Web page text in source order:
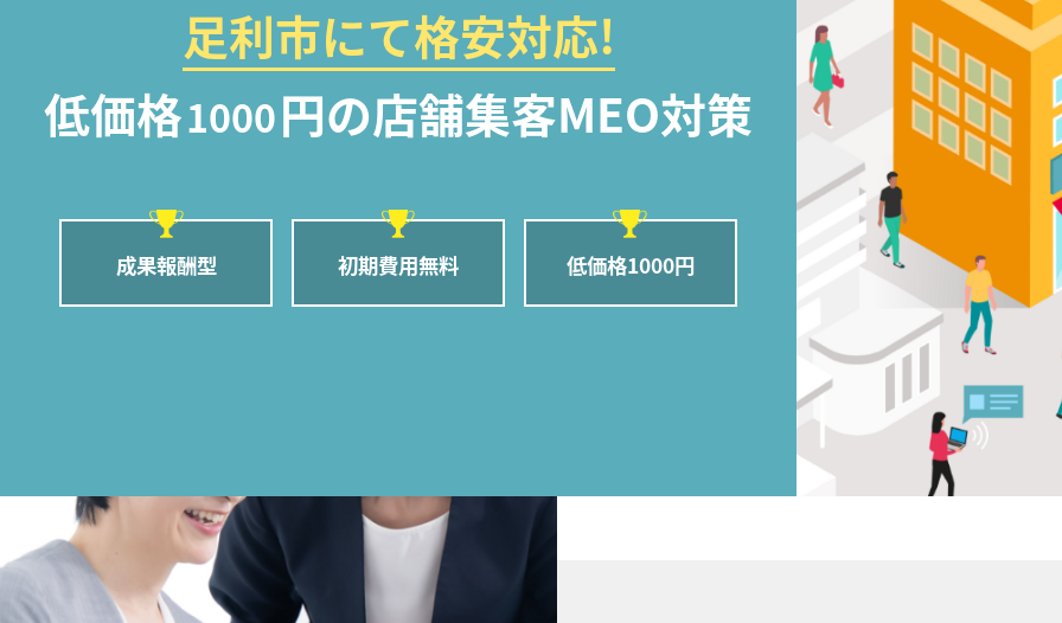
足利市にて格安対応!
低価格1000円の店舗集客MEO対策
成果報酬型 初期費用無料 低価格1000円